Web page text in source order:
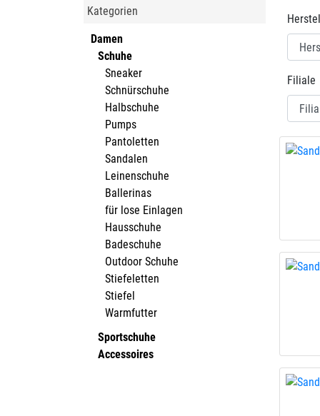
Kategorien
Damen
Schuhe
Sneaker
Schnürschuhe
Halbschuhe
Pumps
Pantoletten
Sandalen
Leinenschuhe
Ballerinas
für lose Einlagen
Hausschuhe
Badeschuhe
Outdoor Schuhe
Stiefeletten
Stiefel
Warmfutter
Sportschuhe
Accessoires
Filiale